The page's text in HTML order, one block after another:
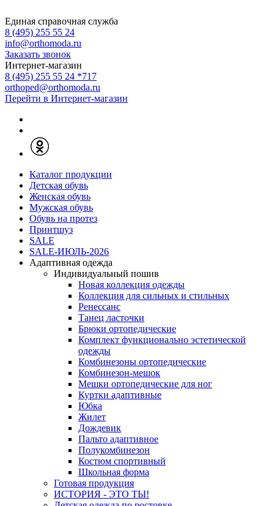
Единая справочная служба
8 (495) 255 55 24
info@orthomoda.ru
Заказать звонок
Интернет-магазин
8 (495) 255 55 24 *717
orthoped@orthomoda.ru
Перейти в Интернет-магазин
Каталог продукции
Детская обувь
Женская обувь
Мужская обувь
Обувь на протез
Принтшуз
SALE
SALE-ИЮЛЬ-2026
Адаптивная одежда
Индивидуальный пошив
Новая коллекция одежды
Коллекция для сильных и стильных
Ренессанс
Танец ласточки
Брюки ортопедические
Комплект функционально эстетической
одежды
Комбинезоны ортопедические
Комбинезон-мешок
Мешки ортопедические для ног
Куртки адаптивные
Юбка
Жилет
Дождевик
Пальто адаптивное
Полукомбинезон
Костюм спортивный
Школьная форма
Готовая продукция
ИСТОРИЯ - ЭТО ТЫ!